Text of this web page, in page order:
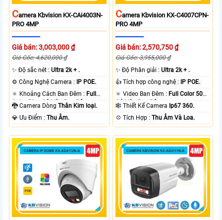
CAmera Kbvision KX-CAi4003N-
PRO 4MP
Giá bán: 3,003,000 ₫
Giá Gốc: 4,620,000 ₫
✨ Độ sắc nét :Ultra 2k + .
⚙ Công Nghệ Camera : IP POE.
🔅 Khoảng Cách Ban Đêm : Full
Color 50m Có Màu Ban Ðêm.
🐉️ Camera DòngThân Kim loại.
️💎 Ưu Điểm :Thu Âm.
CAmera Kbvision KX-C4007CPN-
PRO 4MP
Giá bán: 2,570,750 ₫
Giá Gốc: 3,955,000 ₫
✨ Độ Phân giải :Ultra 2k + .
👍 Tích hợp công nghệ : IP POE.
🔅 Video Ban Đêm : Full Color 50m
Có Màu Ban Ðêm.
🕸️ Thiết Kế Camera Ip67 360.
️💠 Tích Hợp :Thu Âm Và Loa.